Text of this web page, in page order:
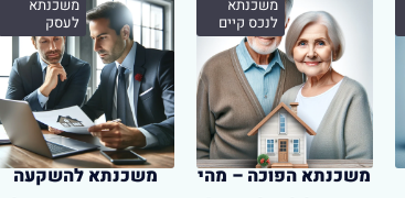
משכנתא
לנכס קיים
משכנתא הפוכה – מהי
משכנתא
לעסק
משכנתא להשקעה